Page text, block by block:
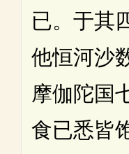
已。于其
他恒河沙
摩伽陀国
食已悉皆